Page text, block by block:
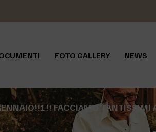
FOTO GALLERY NEWS
FACCIAMO TANTISSIMI